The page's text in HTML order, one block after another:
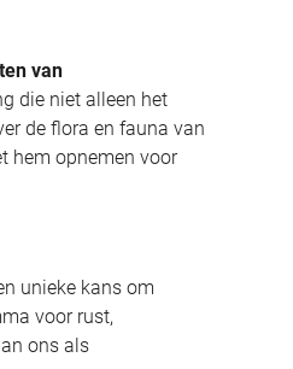
van
die niet alleen het
de flora en fauna van
hem opnemen voor
unieke kans om
voor rust,
ons als